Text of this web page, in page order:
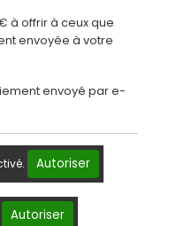
à offrir à ceux que
envoyée à votre
envoyé par e-
Autoriser
Autoriser